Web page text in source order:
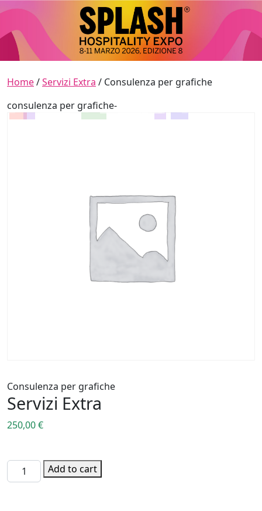
Skip to content
Main Navigation
Home/Servizi Extra / Consulenza per grafiche
consulenza per grafiche-
Consulenza per grafiche
Servizi Extra
250,00€
Consulenza per grafiche quantity
Add to cart